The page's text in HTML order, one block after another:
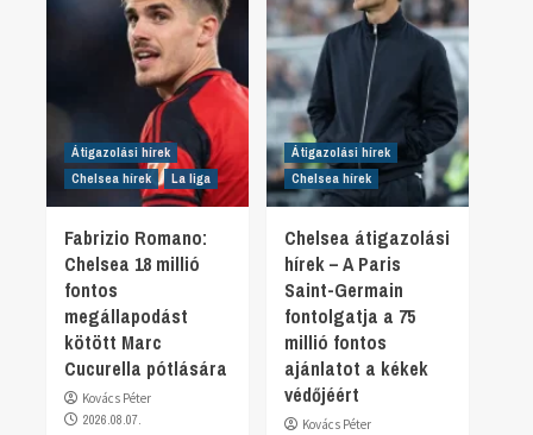
Átigazolási hírek
Chelsea hírek
La liga
Fabrizio Romano:
Chelsea 18 millió
fontos
megállapodást
kötött Marc
Cucurella pótlására
Kovács Péter
2026.08.07.
Átigazolási hírek
Chelsea hírek
Chelsea átigazolási
hírek – A Paris
Saint-Germain
fontolgatja a 75
millió fontos
ajánlatot a kékek
védőjéért
Kovács Péter